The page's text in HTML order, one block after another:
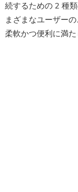
続するための 2 種
まざまなユーザー
柔軟かつ便利に満た